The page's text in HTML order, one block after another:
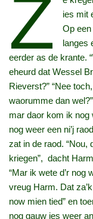
Z
ies mit
Op
langes
eerder as de krante.
eheurd dat Wessel
Rieverst?” “Nee
waorumme dan
mar daor kom ik
nog weer een ni’j
zat in de raod. “Nou,
kriegen”, dacht
“Mar ik wete d’r nog
vreug Harm. Dat
now mien tied” en
nog gauw ies weer